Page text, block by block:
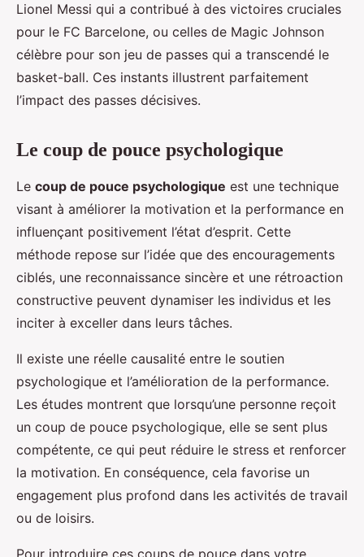
Lionel Messi qui a contribué à des victoires cruciales
pour le FC Barcelone, ou celles de Magic Johnson
célèbre pour son jeu de passes qui a transcendé le
basket-ball. Ces instants illustrent parfaitement
l’impact des passes décisives.
Le coup de pouce psychologique
Le coup de pouce psychologique est une technique
visant à améliorer la motivation et la performance en
influençant positivement l’état d’esprit. Cette
méthode repose sur l’idée que des encouragements
ciblés, une reconnaissance sincère et une rétroaction
constructive peuvent dynamiser les individus et les
inciter à exceller dans leurs tâches.
Il existe une réelle causalité entre le soutien
psychologique et l’amélioration de la performance.
Les études montrent que lorsqu’une personne reçoit
un coup de pouce psychologique, elle se sent plus
compétente, ce qui peut réduire le stress et renforcer
la motivation. En conséquence, cela favorise un
engagement plus profond dans les activités de travail
ou de loisirs.